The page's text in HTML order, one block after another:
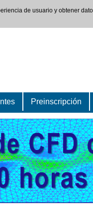
de usuario y obtener
Preinscripción